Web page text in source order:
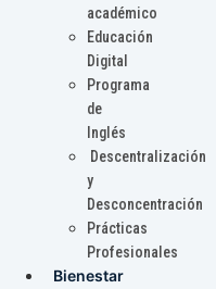
académico
Educación
Digital
Programa
de
Inglés
Descentralización
y
Desconcentración
Prácticas
Profesionales
Bienestar